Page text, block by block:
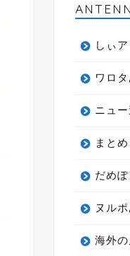
しぃ
ワロ
ニュー
まと
だめ
ヌル
海外